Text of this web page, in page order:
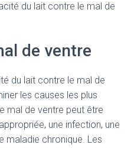
du lait contre le mal de
de ventre
du lait contre le mal de
les causes les plus
mal de ventre peut être
une infection, une
maladie chronique. Les